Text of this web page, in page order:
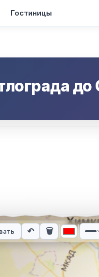
Гостиницы
до
карта
↶ 🗑